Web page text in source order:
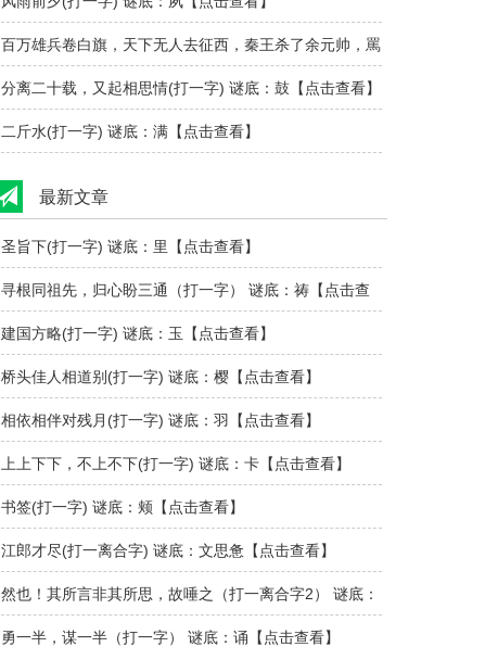
百万雄兵卷白旗，天下无人去征西，秦王杀了余元帅，罵
完一阵把马..
分离二十载，又起相思情(打一字) 谜底：鼓【点击查看】
二斤水(打一字) 谜底：满【点击查看】
最新文章
圣旨下(打一字) 谜底：里【点击查看】
寻根同祖先，归心盼三通（打一字） 谜底：祷【点击查
看】
建国方略(打一字) 谜底：玉【点击查看】
桥头佳人相道别(打一字) 谜底：樱【点击查看】
相依相伴对残月(打一字) 谜底：羽【点击查看】
上上下下，不上不下(打一字) 谜底：卡【点击查看】
书签(打一字) 谜底：颊【点击查看】
江郎才尽(打一离合字) 谜底：文思惫【点击查看】
然也！其所言非其所思，故唾之（打一离合字2） 谜底：
嗯因心口、..
勇一半，谋一半（打一字） 谜底：诵【点击查看】